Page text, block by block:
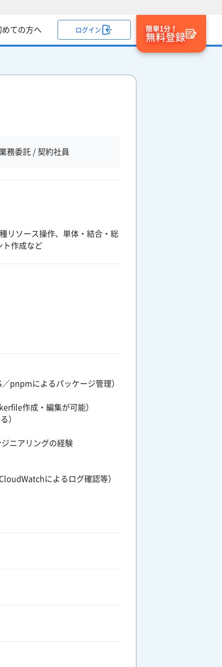
めての方へ ログイン 簡単1分！
無料登録
務委託 / 契約社員
リソース操作、単体・結合・総
ト作成など
pnpmによるパッケージ管理）
作成・編集が可能）
）
ニアリングの経験
によるログ確認等）